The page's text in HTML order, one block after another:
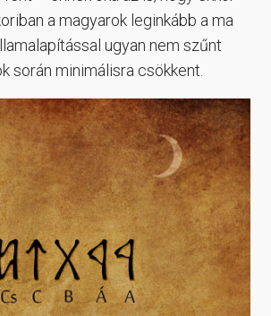
a magyarok leginkább a ma
ugyan nem szűnt
során minimálisra csökkent.